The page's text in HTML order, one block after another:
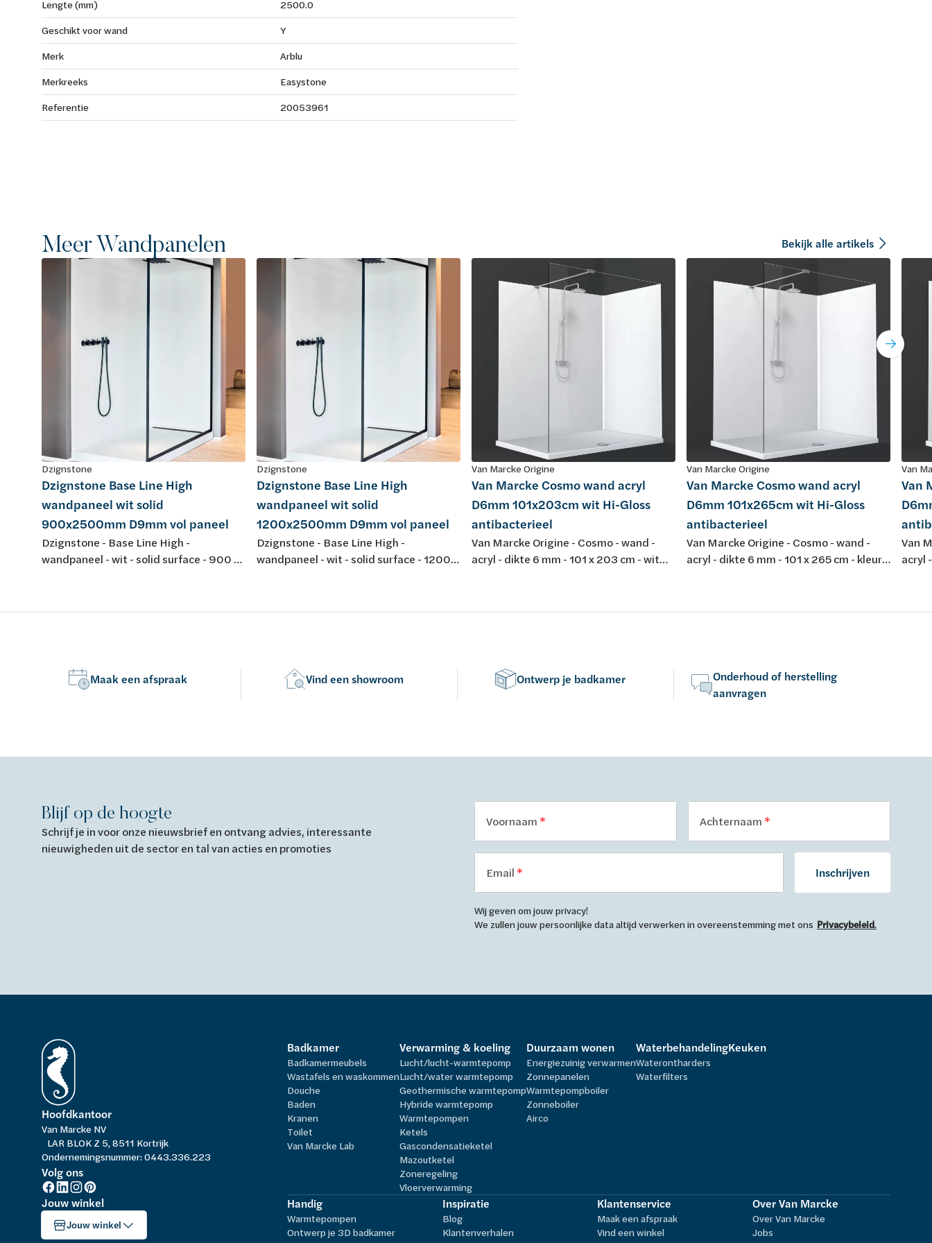
Lengte (mm)
2500.0
Geschikt voor wand
Y
Merk
Arblu
Merkreeks
Easystone
Referentie
20053961
Meer Wandpanelen Bekijk alle artikels
Dzignstone
Dzignstone Base Line High
wandpaneel wit solid
900x2500mm D9mm vol paneel
Dzignstone - Base Line High -
wandpaneel - wit - solid surface - 900 x
Solid Filler en Solid Connect
Dzignstone
Dzignstone Base Line High
wandpaneel wit solid
1200x2500mm D9mm vol paneel
Dzignstone - Base Line High -
wandpaneel - wit - solid surface - 1200 x
Solid Filler en Solid Connect
Van Marcke Origine
Van Marcke Cosmo wand acryl
D6mm 101x203cm wit Hi-Gloss
antibacterieel
Van Marcke Origine - Cosmo - wand -
acryl - dikte 6 mm - 101 x 203 cm - wit
installatie steeds batchnummer op folie
Van Marcke Origine
Van Marcke Cosmo wand acryl
D6mm 101x265cm wit Hi-Gloss
antibacterieel
Van Marcke Origine - Cosmo - wand -
acryl - dikte 6 mm - 101 x 265 cm - kleur:
installatie steeds batchnummer op folie
Van
Van
Van
acryl
Maak een afspraak Vind een showroom Ontwerp je badkamer
Onderhoud of herstelling
aanvragen
Blijf op de hoogte
Schrijf je in voor onze nieuwsbrief en ontvang advies, interessante
nieuwigheden uit de sector en tal van acties en promoties
Voornaam Achternaam
Email Inschrijven
Wij geven om jouw privacy!
We zullen jouw persoonlijke data altijd verwerken in overeenstemming met ons Privacybeleid.
Hoofdkantoor
Van Marcke NV
LAR BLOK Z 5, 8511 Kortrijk
Ondernemingsnummer: 0443.336.223
Volg ons
Jouw winkel
Jouw winkel
Badkamer
Badkamermeubels
Wastafels en waskommen
Douche
Baden
Kranen
Toilet
Van Marcke Lab
Verwarming & koeling
Lucht/lucht-warmtepomp
Lucht/water warmtepomp
Geothermische warmtepomp
Hybride warmtepomp
Warmtepompen
Ketels
Gascondensatieketel
Mazoutketel
Zoneregeling
Vloerverwarming
Duurzaam wonen
Energiezuinig verwarmen
Zonnepanelen
Warmtepompboiler
Zonneboiler
Airco
Waterbehandeling
Waterontharders
Waterfilters
Keuken
Handig
Warmtepompen
Ontwerp je 3D badkamer
Inspiratie
Blog
Klantenverhalen
Klantenservice
Maak een afspraak
Vind een winkel
Over Van Marcke
Over Van Marcke
Jobs